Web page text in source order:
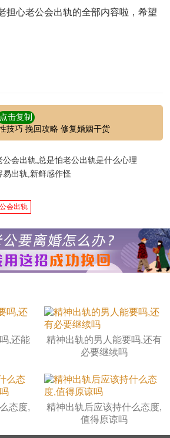
心老公会出轨的全部内容啦，希望
点击复制
技巧 挽回攻略 修复婚姻干货
公会出轨,总是怕老公出轨是什么心理
出轨,新鲜感作怪
会出轨
,还能
精神出轨的男人能要吗,还有
必要继续吗
态度,
精神出轨后应该持什么态度,
值得原谅吗